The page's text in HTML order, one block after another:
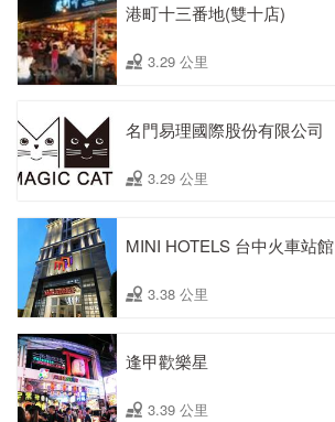
港町十三番地(雙十店)
3.29 公里
名門易理國際股份有限公司
3.29 公里
MINI HOTELS 台中火車站館
3.38 公里
逢甲歡樂星
3.39 公里